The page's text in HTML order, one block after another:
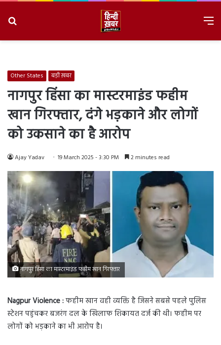
Other States बड़ी ख़बर
नागपुर हिंसा का मास्टरमाइंड फहीम
खान गिरफ्तार, दंगे भड़काने और लोगों
को उकसाने का है आरोप
Ajay Yadav 19 March 2025 - 3:30 PM 2 minutes read
नागपुर हिंसा का मास्टरमाइंड फहीम खान गिरफ्तार
Nagpur Violence :फहीम खान वही व्यक्ति है जिसने सबसे पहले पुलिस
स्टेशन पहुंचकर बजरंग दल के खिलाफ शिकायत दर्ज की थी। फहीम पर
लोगों को भड़काने का भी आरोप है।